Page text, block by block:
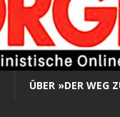
ÜBER »DER WEG